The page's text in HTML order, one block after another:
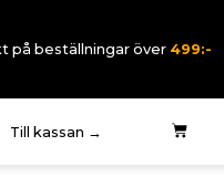
på beställningar över 499:-
Till kassan →